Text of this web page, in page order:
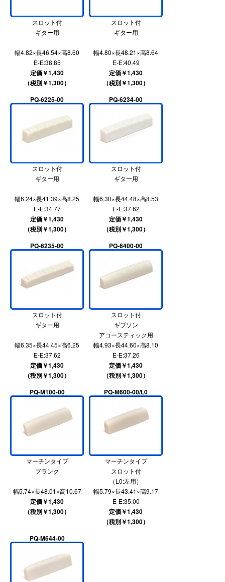
スロット付
ギター用
幅4.82×長46.54×高8.60
E-E:38.85
定価￥1,430
（税別￥1,300）
スロット付
ギター用
幅4.80×長48.21×高8.64
E-E:40.49
定価￥1,430
（税別￥1,300）
PQ-6225-00
スロット付
ギター用
幅6.24×長41.39×高8.25
E-E:34.77
定価￥1,430
（税別￥1,300）
PQ-6234-00
スロット付
ギター用
幅6.30×長44.48×高8.53
E-E:37.62
定価￥1,430
（税別￥1,300）
PQ-6235-00
スロット付
ギター用
幅6.35×長44.45×高6.25
E-E:37.62
定価￥1,430
（税別￥1,300）
PQ-6400-00
スロット付
ギブソン
アコースティック用
幅4.93×長44.60×高8.10
E-E:37.26
定価￥1,430
（税別￥1,300）
PQ-M100-00
マーチンタイプ
ブランク
幅5.74×長48.01×高10.67
定価￥1,430
（税別￥1,300）
PQ-M600-00/L0
マーチンタイプ
スロット付
（L0:左用）
幅5.79×長43.41×高9.17
E-E:35.00
定価￥1,430
（税別￥1,300）
PQ-M644-00